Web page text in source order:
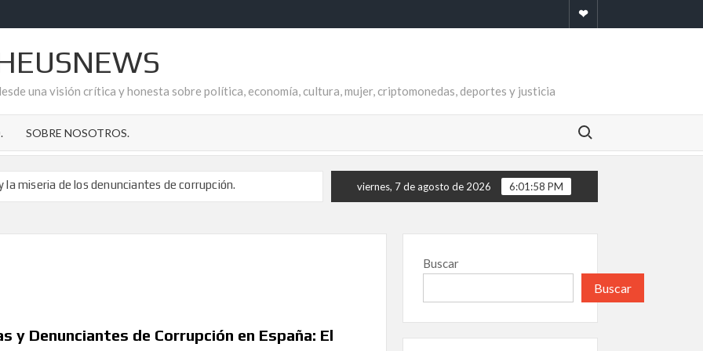
Newsletter
una visión crítica y honesta sobre política, economía, cultura, mujer, criptomonedas, deportes y justicia
SOBRE NOSOTROS.
Buscar:
la miseria de los denunciantes de corrupción.
de la impunidad socialista en el Aljarafe sevillano
viernes, 7 de agosto de 2026 6:01:59 PM
Denunciantes de Corrupción en España: El
Buscar
Buscar